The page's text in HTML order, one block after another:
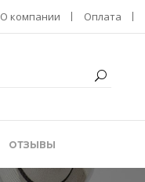
О компании Оплата
ОТЗЫВЫ